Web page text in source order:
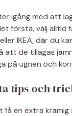
igång med att
första, välj alltid
IKEA, där du
att de tillagas
på ugnen och
tips och
få en extra krämig